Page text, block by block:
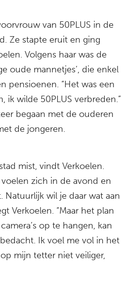
van 50PLUS in de
Ze stapte eruit en ging
Volgens haar was de
oude mannetjes’, die enkel
pensioenen. “Het was een
ik wilde 50PLUS verbreden.”
begaan met de ouderen
de jongeren.
mist, vindt Verkoelen.
zich in de avond en
Natuurlijk wil je daar wat aan
Verkoelen. “Maar het plan
op te hangen, kan
Ik voel me vol in het
mijn tetter niet veiliger,